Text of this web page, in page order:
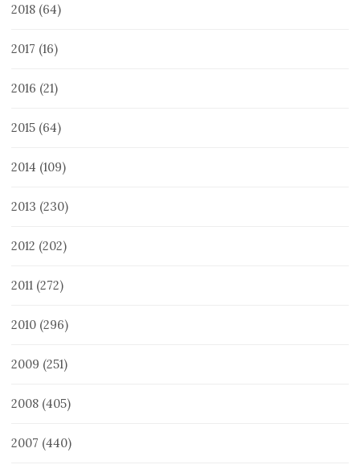
2018 (64)
2017 (16)
2016 (21)
2015 (64)
2014 (109)
2013 (230)
2012 (202)
2011 (272)
2010 (296)
2009 (251)
2008 (405)
2007 (440)